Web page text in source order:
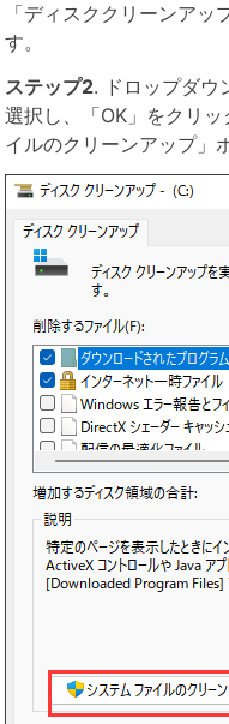
「ディスククリーンアッ
す。
ステップ2. ドロップダウ
選択し、「OK」をクリ
イルのクリーンアップ」